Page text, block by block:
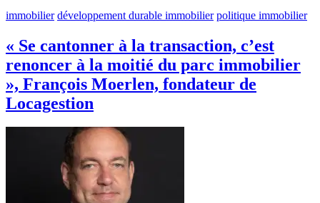
immobilier développement durable immobilier politique immobilier
« Se cantonner à la transaction, c’est
renoncer à la moitié du parc immobilier
», François Moerlen, fondateur de
Locagestion